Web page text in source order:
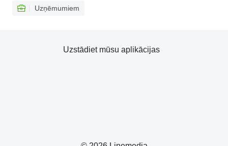
Uzņēmumiem
Uzstādiet mūsu aplikācijas